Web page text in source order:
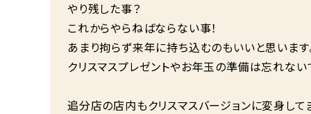
やり残した事？
これからやらねばならない事！
あまり拘らず来年に持ち込むのもいいと思います
クリスマスプレゼントやお年玉の準備は忘れない
追分店の店内もクリスマスバージョンに変身し